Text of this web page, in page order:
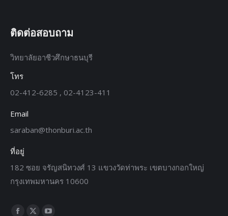
ติดต่อสอบถาม
วิทยาลัยอาชีวศึกษาธนบุรี
โทร
02-412-6285 , 02-4123-411
Email
saraban@thonburi.ac.th
ที่อยู่
182 ซอย จรัญสนิทวงศ์ 13 แขวงวัดท่าพระ เขตบางกอกใหญ่
กรุงเทพมหานคร 10600
Find us on: